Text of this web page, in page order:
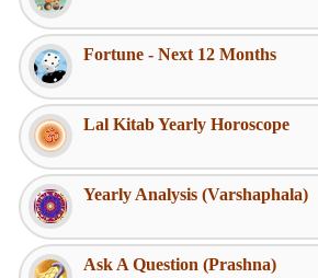
Fortune - Next 12 Months
Lal Kitab Yearly Horoscope
Yearly Analysis (Varshaphala)
Ask A Question (Prashna)